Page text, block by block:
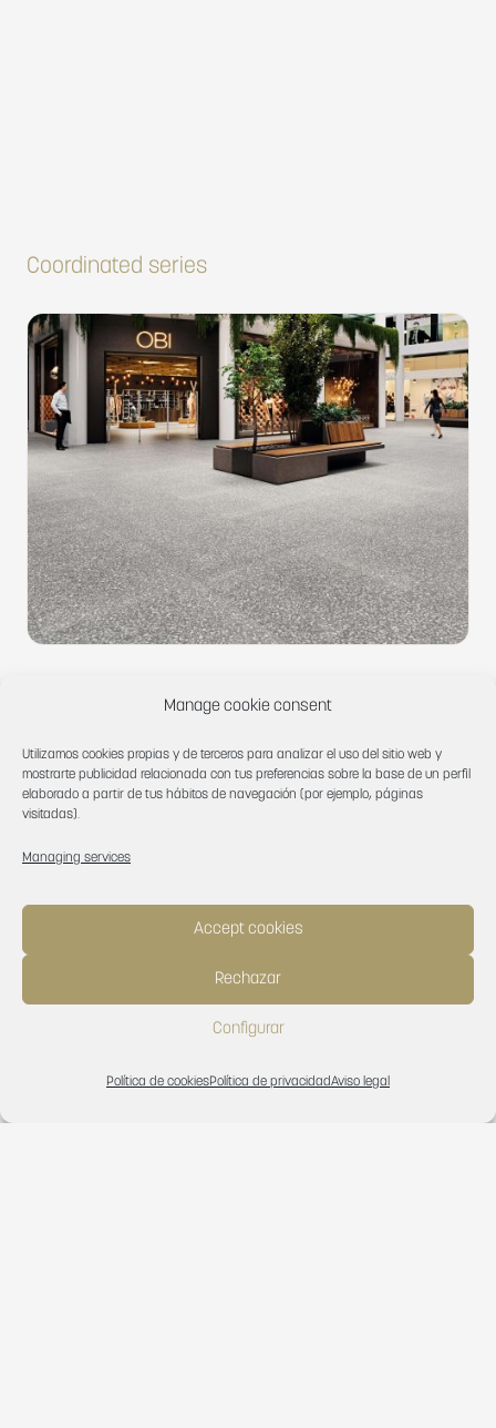
Manage cookie consent
Utilizamos cookies propias y de terceros para analizar el uso del sitio web y
mostrarte publicidad relacionada con tus preferencias sobre la base de un perfil
elaborado a partir de tus hábitos de navegación (por ejemplo, páginas
visitadas).
Managing services
Accept cookies
Rechazar
Configurar
Política de cookiesPolítica de privacidadAviso legal
Coordinated series